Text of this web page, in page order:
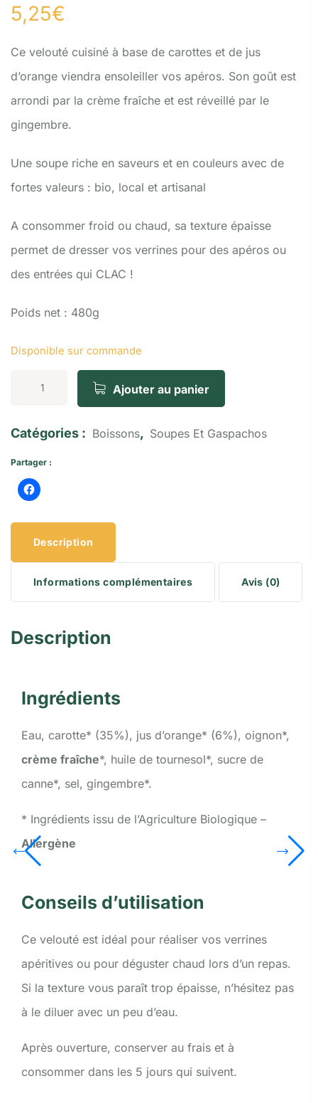
5,25€
Ce velouté cuisiné à base de carottes et de jus
d’orange viendra ensoleiller vos apéros. Son goût est
arrondi par la crème fraîche et est réveillé par le
gingembre.
Une soupe riche en saveurs et en couleurs avec de
fortes valeurs : bio, local et artisanal
A consommer froid ou chaud, sa texture épaisse
permet de dresser vos verrines pour des apéros ou
des entrées qui CLAC !
Poids net : 480g
Disponible sur commande
Ajouter au panier
Catégories : Boissons, Soupes Et Gaspachos
Partager :
Description
Informations complémentaires Avis (0)
Description
Ingrédients
Eau, carotte* (35%), jus d’orange* (6%), oignon*,
crème fraîche*, huile de tournesol*, sucre de
canne*, sel, gingembre*.
* Ingrédients issu de l’Agriculture Biologique –
Allergène
Conseils d’utilisation
Ce velouté est idéal pour réaliser vos verrines
apéritives ou pour déguster chaud lors d’un repas.
Si la texture vous paraît trop épaisse, n’hésitez pas
à le diluer avec un peu d’eau.
Après ouverture, conserver au frais et à
consommer dans les 5 jours qui suivent.